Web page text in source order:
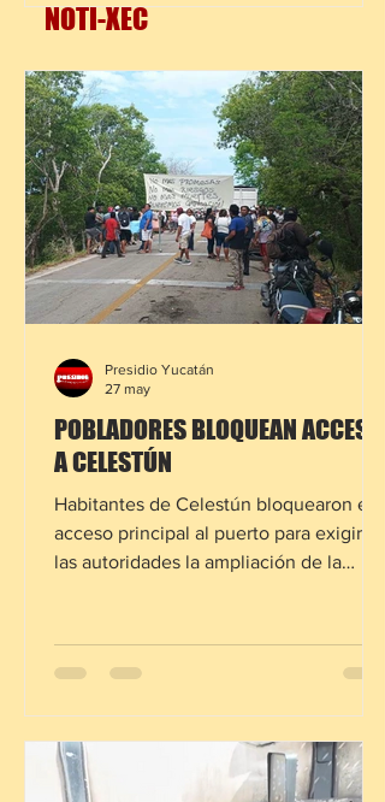
elementos policiacos y paramédicos auxiliaron a
NOTI-XEC
POBLADORES BLOQUEAN ACCESO
A CELESTÚN
Habitantes de Celestún bloquearon el
acceso principal al puerto para exigir a
las autoridades la ampliación de la
en la zona. Sin embargo el Gobernador
Estatal ya realizó las gestiones
pasado lunes en la vía Mérida–
Celestún, donde cinco personas
Presidio Yucatán
27 may